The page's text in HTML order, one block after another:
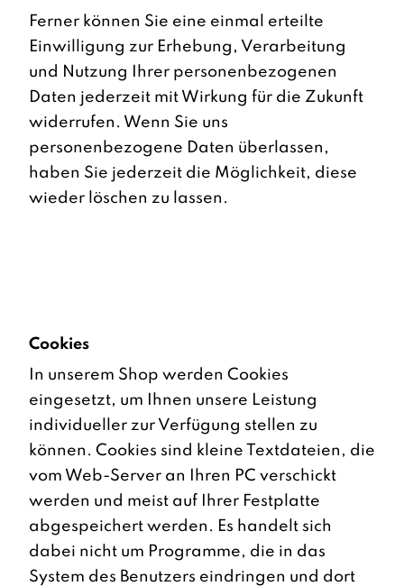
Ferner können Sie eine einmal erteilte
Einwilligung zur Erhebung, Verarbeitung
und Nutzung Ihrer personenbezogenen
Daten jederzeit mit Wirkung für die Zukunft
widerrufen. Wenn Sie uns
personenbezogene Daten überlassen,
haben Sie jederzeit die Möglichkeit, diese
wieder löschen zu lassen.
Cookies
In unserem Shop werden Cookies
eingesetzt, um Ihnen unsere Leistung
individueller zur Verfügung stellen zu
können. Cookies sind kleine Textdateien, die
vom Web-Server an Ihren PC verschickt
werden und meist auf Ihrer Festplatte
abgespeichert werden. Es handelt sich
dabei nicht um Programme, die in das
System des Benutzers eindringen und dort